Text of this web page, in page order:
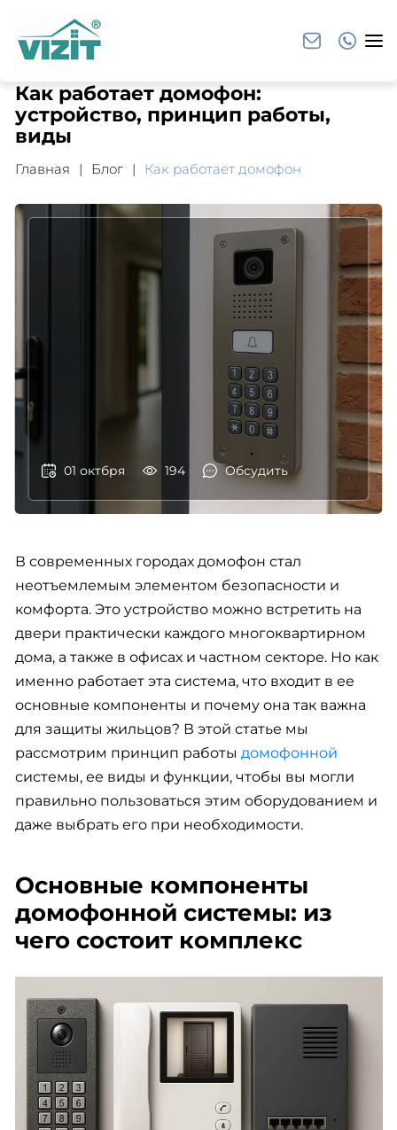
Как работает домофон:
устройство, принцип работы,
виды
Главная Блог Как работает домофон
01 октбря 194 Обсудить
В современных городах домофон стал
неотъемлемым элементом безопасности и
комфорта. Это устройство можно встретить на
двери практически каждого многоквартирном
дома, а также в офисах и частном секторе. Но как
именно работает эта система, что входит в ее
основные компоненты и почему она так важна
для защиты жильцов? В этой статье мы
рассмотрим принцип работы домофонной
системы, ее виды и функции, чтобы вы могли
правильно пользоваться этим оборудованием и
даже выбрать его при необходимости.
Основные компоненты
домофонной системы: из
чего состоит комплекс